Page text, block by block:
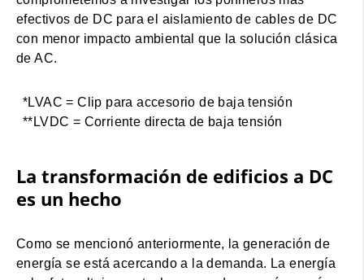
efectivos de DC para el aislamiento de cables de DC
con menor impacto ambiental que la solución clásica
de AC.
*LVAC = Clip para accesorio de baja tensión
**LVDC = Corriente directa de baja tensión
La transformación de edificios a DC
es un hecho
Como se mencionó anteriormente, la generación de
energía se está acercando a la demanda. La energía